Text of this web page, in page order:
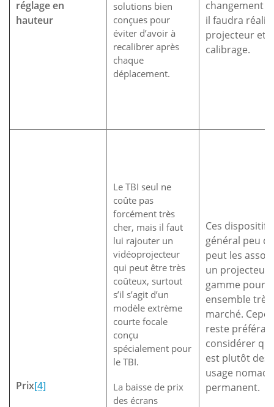
réglage en
hauteur
solutions bien
conçues pour
éviter d’avoir à
recalibrer après
chaque
déplacement.
changement
il faudra
projecteur et
calibrage.
Prix[4]
Le TBI seul ne
coûte pas
forcément très
cher, mais il faut
lui rajouter un
vidéoprojecteur
qui peut être très
coûteux, surtout
s’il s’agit d’un
modèle extrème
courte focale
conçu
spécialement pour
le TBI.
La baisse de prix
des écrans
Ces
général peu
peut les
un projecteur
gamme pour
ensemble
marché.
reste
considérer
est plutôt
usage
permanent.